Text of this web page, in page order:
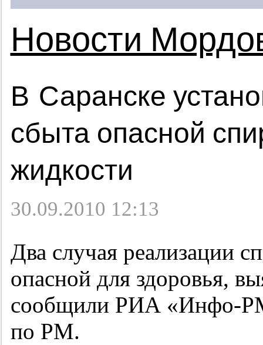
Новости
В Саранске
сбыта опасной
жидкости
30.09.2010 12:13
Два случая реализации
опасной для здоровья,
сообщили РИА «Инфо-
по РМ.